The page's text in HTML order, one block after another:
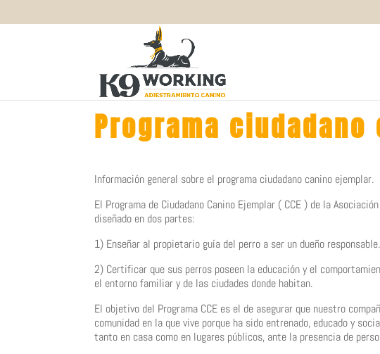
Programa
Información general sobre el programa ciudadano canino ejemplar.
El Programa de Ciudadano Canino Ejemplar ( CCE ) de la
diseñado en dos partes:
1) Enseñar al propietario guía del perro a ser un dueño responsable.
2) Certificar que sus perros poseen la educación y el
el entorno familiar y de las ciudades donde habitan.
El objetivo del Programa CCE es el de asegurar que nuestro
comunidad en la que vive porque ha sido entrenado, educado y
tanto en casa como en lugares públicos, ante la presencia de